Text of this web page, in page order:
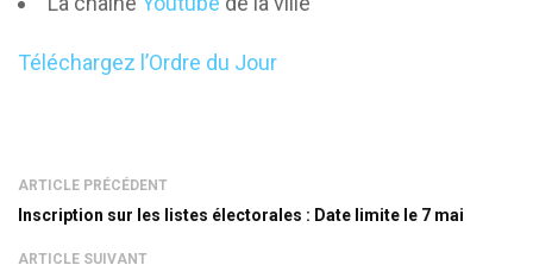
Téléchargez l’Ordre du Jour
ARTICLE PRÉCÉDENT
Inscription sur les listes électorales : Date limite le 7 mai
ARTICLE SUIVANT